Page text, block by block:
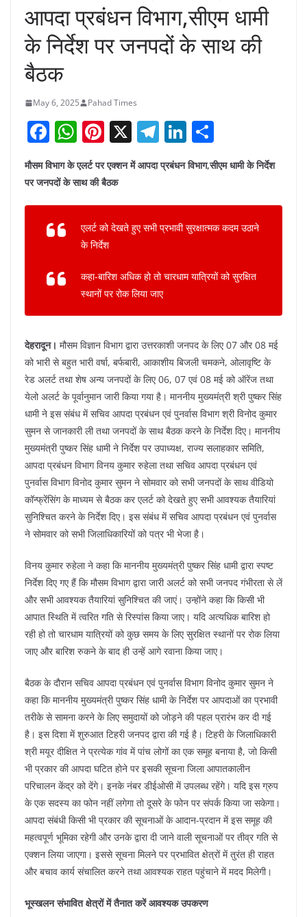
आपदा प्रबंधन विभाग,सीएम धामी
के निर्देश पर जनपदों के साथ की
बैठक
May 6, 2025 Pahad Times
F
a
c
e
b
o
k
W
h
at
s
A
p
Pi
er
e
st
X T
el
e
gr
a
m
Li
n
k
e
dI
n
h
ar
e
मौसम विभाग के एलर्ट पर एक्शन में आपदा प्रबंधन विभाग,सीएम धामी के निर्देश
पर जनपदों के साथ की बैठक
एलर्ट को देखते हुए सभी प्रभावी सुरक्षात्मक कदम उठाने
के निर्देश
कहा-बारिश अधिक हो तो चारधाम यात्रियों को सुरक्षित
स्थानों पर रोक लिया जाए
देहरादून। मौसम विज्ञान विभाग द्वारा उत्तरकाशी जनपद के लिए 07 और 08 मई
को भारी से बहुत भारी वर्षा, बर्फबारी, आकाशीय बिजली चमकने, ओलावृष्टि के
रेड अलर्ट तथा शेष अन्य जनपदों के लिए 06, 07 एवं 08 मई को ऑरेंज तथा
येलो अलर्ट के पूर्वानुमान जारी किया गया है। माननीय मुख्यमंत्री श्री पुष्कर सिंह
धामी ने इस संबंध में सचिव आपदा प्रबंधन एवं पुनर्वास विभाग श्री विनोद कुमार
सुमन से जानकारी ली तथा जनपदों के साथ बैठक करने के निर्देश दिए। माननीय
मुख्यमंत्री पुष्कर सिंह धामी ने निर्देश पर उपाध्यक्ष, राज्य सलाहकार समिति,
आपदा प्रबंधन विभाग विनय कुमार रुहेला तथा सचिव आपदा प्रबंधन एवं
पुनर्वास विभाग विनोद कुमार सुमन ने सोमवार को सभी जनपदों के साथ वीडियो
कॉन्फ्रेंसिंग के माध्यम से बैठक कर एलर्ट को देखते हुए सभी आवश्यक तैयारियां
सुनिश्चित करने के निर्देश दिए। इस संबंध में सचिव आपदा प्रबंधन एवं पुनर्वास
ने सोमवार को सभी जिलाधिकारियों को पत्र भी भेजा है।
विनय कुमार रुहेला ने कहा कि माननीय मुख्यमंत्री पुष्कर सिंह धामी द्वारा स्पष्ट
निर्देश दिए गए हैं कि मौसम विभाग द्वारा जारी अलर्ट को सभी जनपद गंभीरता से लें
और सभी आवश्यक तैयारियां सुनिश्चित की जाएं। उन्होंने कहा कि किसी भी
आपात स्थिति में त्वरित गति से रिस्पांस किया जाए। यदि अत्यधिक बारिश हो
रही हो तो चारधाम यात्रियों को कुछ समय के लिए सुरक्षित स्थानों पर रोक लिया
जाए और बारिश रुकने के बाद ही उन्हें आगे रवाना किया जाए।
बैठक के दौरान सचिव आपदा प्रबंधन एवं पुनर्वास विभाग विनोद कुमार सुमन ने
कहा कि माननीय मुख्यमंत्री पुष्कर सिंह धामी के निर्देश पर आपदाओं का प्रभावी
तरीके से सामना करने के लिए समुदायों को जोड़ने की पहल प्रारंभ कर दी गई
है। इस दिशा में शुरुआत टिहरी जनपद द्वारा की गई है। टिहरी के जिलाधिकारी
श्री मयूर दीक्षित ने प्रत्येक गांव में पांच लोगों का एक समूह बनाया है, जो किसी
भी प्रकार की आपदा घटित होने पर इसकी सूचना जिला आपातकालीन
परिचालन केंद्र को देंगे। इनके नंबर डीईओसी में उपलब्ध रहेंगे। यदि इस ग्रुप
के एक सदस्य का फोन नहीं लगेगा तो दूसरे के फोन पर संपर्क किया जा सकेगा।
आपदा संबंधी किसी भी प्रकार की सूचनाओं के आदान-प्रदान में इस समूह की
महत्वपूर्ण भूमिका रहेगी और उनके द्वारा दी जाने वाली सूचनाओं पर तीव्र गति से
एक्शन लिया जाएगा। इससे सूचना मिलने पर प्रभावित क्षेत्रों में तुरंत ही राहत
और बचाव कार्य संचालित करने तथा आवश्यक राहत पहुंचाने में मदद मिलेगी।
भूस्खलन संभावित क्षेत्रों में तैनात करें आवश्यक उपकरण